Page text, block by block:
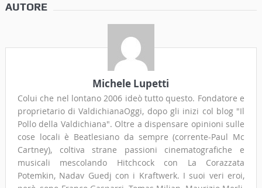
AUTORE
Michele Lupetti
Colui che nel lontano 2006 ideò tutto questo. Fondatore e
proprietario di ValdichianaOggi, dopo gli inizi col blog "Il
Pollo della Valdichiana". Oltre a dispensare opinioni sulle
cose locali è Beatlesiano da sempre (corrente-Paul Mc
Cartney), coltiva strane passioni cinematografiche e
musicali mescolando Hitchcock con La Corazzata
Potemkin, Nadav Guedj con i Kraftwerk. I suoi veri eroi,